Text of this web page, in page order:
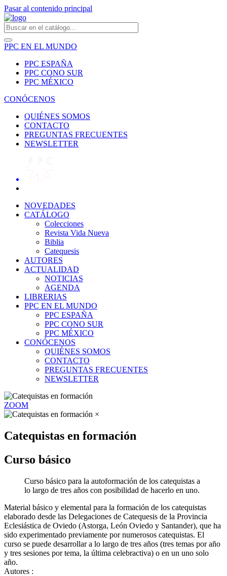
Pasar al contenido principal
PPC EN EL MUNDO
PPC ESPAÑA
PPC CONO SUR
PPC MÉXICO
CONÓCENOS
QUIÉNES SOMOS
CONTACTO
PREGUNTAS FRECUENTES
NEWSLETTER
NOVEDADES
CATÁLOGO
Colecciones
Revista Vida Nueva
Biblia
Catequesis
AUTORES
ACTUALIDAD
NOTICIAS
AGENDA
LIBRERIAS
PPC EN EL MUNDO
PPC ESPAÑA
PPC CONO SUR
PPC MÉXICO
CONÓCENOS
QUIÉNES SOMOS
CONTACTO
PREGUNTAS FRECUENTES
NEWSLETTER
ZOOM
×
Catequistas en formación
Curso básico
Curso básico para la autoformación de los catequistas a
lo largo de tres años con posibilidad de hacerlo en uno.
Material básico y elemental para la formación de los catequistas
elaborado desde las Delegaciones de Catequesis de la Provincia
Eclesiástica de Oviedo (Astorga, León Oviedo y Santander), que ha
sido experimentado previamente por numerosos catequistas. El
curso se puede desarrollar a lo largo de tres años (tres temas por año
y tres sesiones por tema, la última celebractiva) o en un uno solo
año.
Autores :